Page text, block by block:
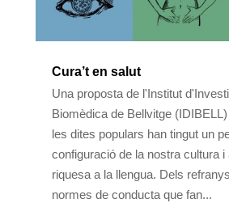
Cura’t en salut
Una proposta de l'Institut
Biomèdica de Bellvitge
les dites populars han tingut un
configuració de la nostra cultura i
riquesa a la llengua. Dels
normes de conducta que fan...